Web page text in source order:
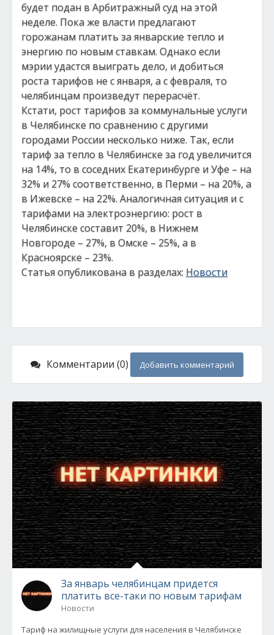
будет подан в Арбитражный суд на этой
неделе. Пока же власти предлагают
горожанам платить за январские тепло и
энергию по новым ставкам. Однако если
мэрии удастся выиграть дело, и добиться
роста тарифов не с января, а с февраля, то
челябинцам произведут перерасчёт.
Кстати, рост тарифов за коммунальные услуги
в Челябинске по сравнению с другими
городами России несколько ниже. Так, если
тариф за тепло в Челябинске за год увеличится
на 14%, то в соседних Екатеринбурге и Уфе – на
32% и 27% соответственно, в Перми – на 20%, а
в Ижевске – на 22%. Аналогичная ситуация и с
тарифами на электроэнергию: рост в
Челябинске составит 20%, в Нижнем
Новгороде – 27%, в Омске – 25%, а в
Красноярске – 23%.
Статья опубликована в разделах: Новости
Комментарии (0) Добавить комментарий
За январь челябинцам придется
платить все-таки по новым тарифам
Новости
Тариф на жилищные услуги для населения в Челябинске